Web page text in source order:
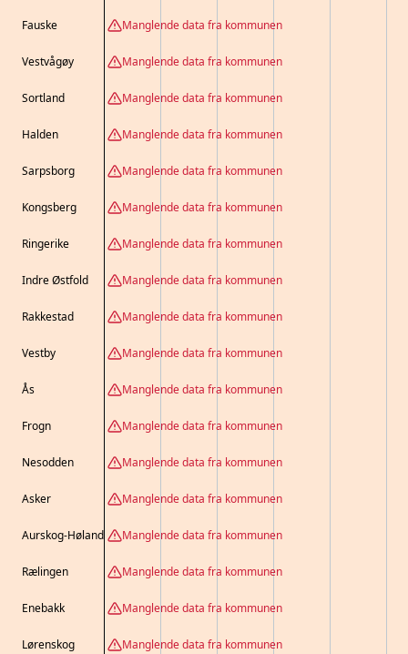
Fauske
Vestvågøy
Sortland
Halden
Sarpsborg
Kongsberg
Ringerike
Indre Østfold
Rakkestad
Vestby
Ås
Frogn
Nesodden
Asker
Aurskog-Høland
Rælingen
Enebakk
Lørenskog
Manglende data fra kommunen
Manglende data fra kommunen
Manglende data fra kommunen
Manglende data fra kommunen
Manglende data fra kommunen
Manglende data fra kommunen
Manglende data fra kommunen
Manglende data fra kommunen
Manglende data fra kommunen
Manglende data fra kommunen
Manglende data fra kommunen
Manglende data fra kommunen
Manglende data fra kommunen
Manglende data fra kommunen
Manglende data fra kommunen
Manglende data fra kommunen
Manglende data fra kommunen
Manglende data fra kommunen